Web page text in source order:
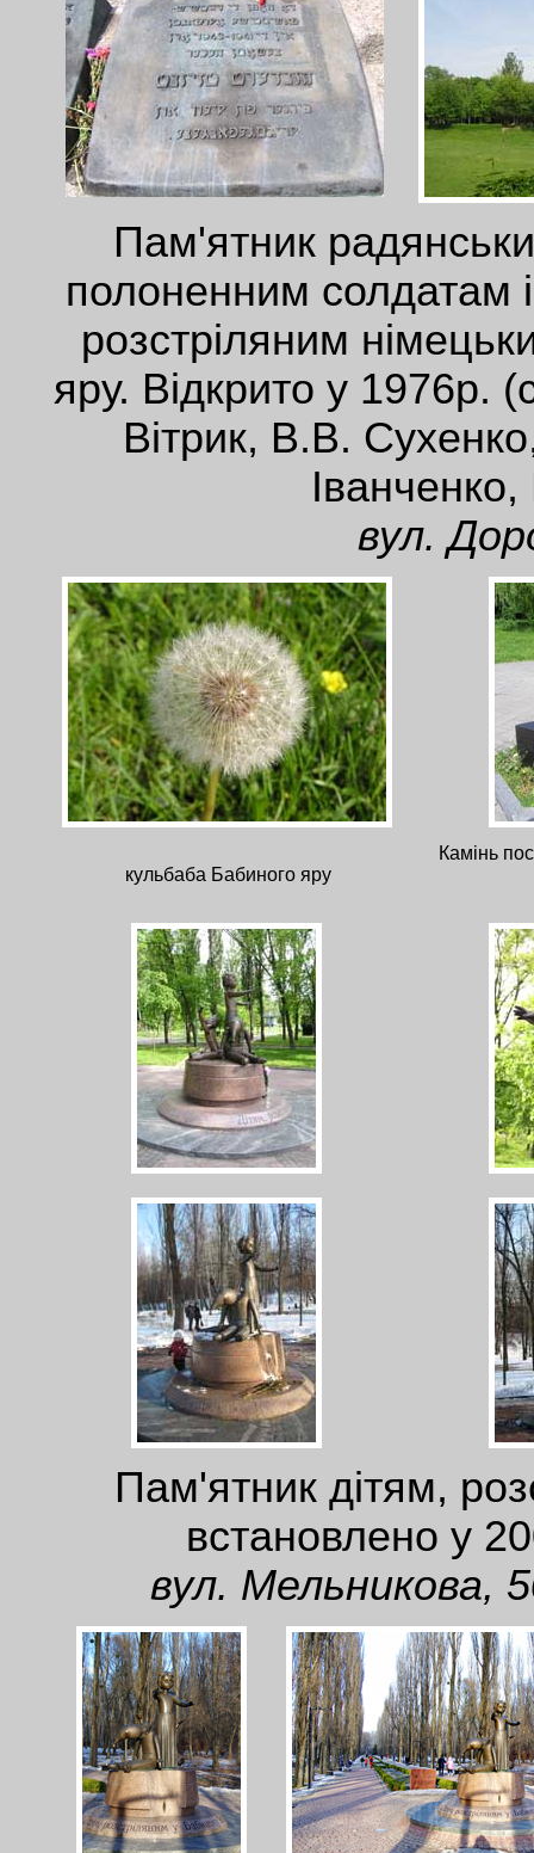
Пам'ятник
полоненним солдатам
розстріляним
яру. Відкрито у 1976р.
Вітрик, В.В.
вул.
кульбаба Бабиного яру
Камінь
Пам'ятник дітям,
встановлено у
вул. Мельникова,